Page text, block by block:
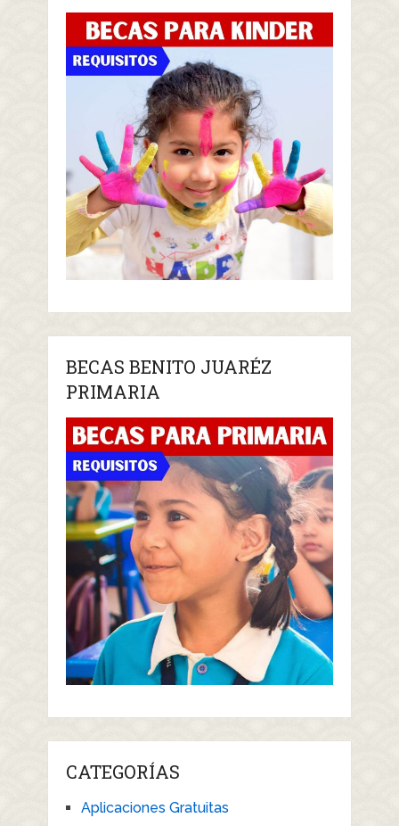
BECAS BENITO JUARÉZ
PRIMARIA
CATEGORÍAS
Aplicaciones Gratuitas